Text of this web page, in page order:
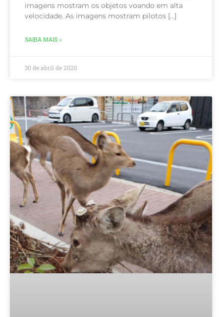
imagens mostram os objetos voando em alta
velocidade. As imagens mostram pilotos […]
SAIBA MAIS »
30 de abril de 2020